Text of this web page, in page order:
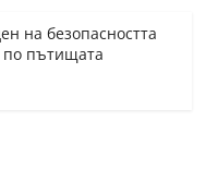
на безопасността
по пътищата